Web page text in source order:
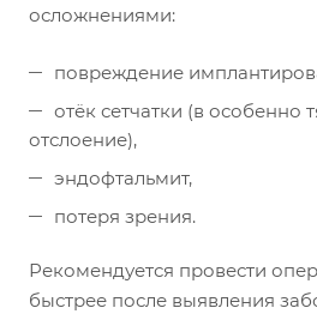
осложнениями:
повреждение
отёк сетчатки (в особенно
отслоение),
эндофтальмит,
потеря зрения.
Рекомендуется провести
быстрее после выявления